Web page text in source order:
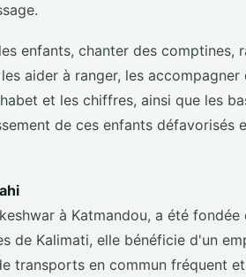
enfants, chanter des comptines,
aider à ranger, les accompagner
et les chiffres, ainsi que les
de ces enfants défavorisés
à Katmandou, a été fondée
de Kalimati, elle bénéficie d'un
transports en commun fréquent